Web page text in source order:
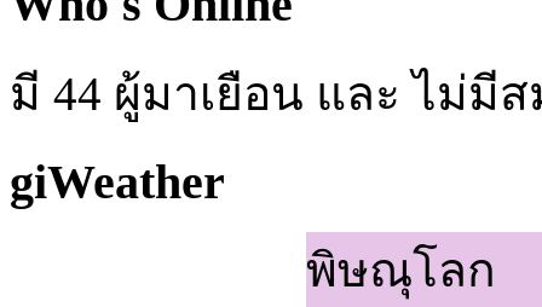
มี 44 ผู้มาเยือน และ ไม่มี
giWeather
พิษณุโลก